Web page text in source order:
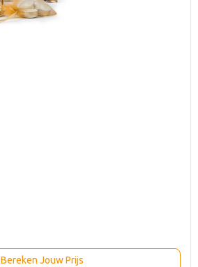
Bereken Jouw Prijs